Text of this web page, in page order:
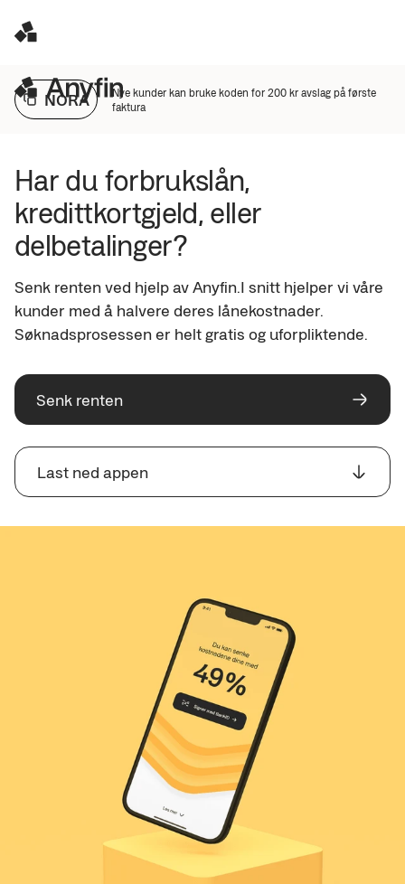
NORA
Nye kunder kan bruke koden for 200 kr avslag på første
faktura
Har du forbrukslån,
kredittkortgjeld, eller
delbetalinger?
Senk renten ved hjelp av Anyfin.I snitt hjelper vi våre
kunder med å halvere deres lånekostnader.
Søknadsprosessen er helt gratis og uforpliktende.
Senk renten
Last ned appen